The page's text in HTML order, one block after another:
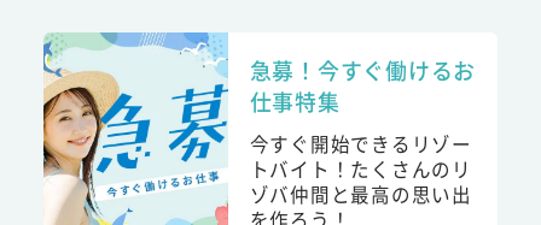
急募！今すぐ働けるお
仕事特集
今すぐ開始できるリゾー
トバイト！たくさんのリ
ゾバ仲間と最高の思い出
を作ろう！